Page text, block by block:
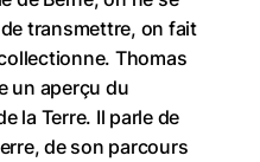
transmettre, on fait
Thomas
un aperçu du
la Terre. Il parle de
de son parcours